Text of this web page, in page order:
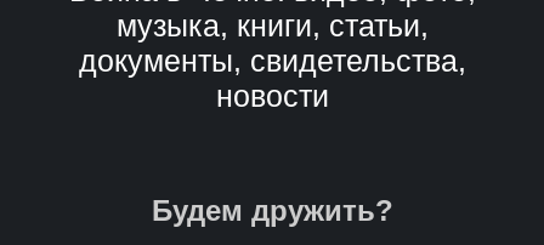
музыка, книги, статьи,
документы, свидетельства,
новости
Будем дружить?